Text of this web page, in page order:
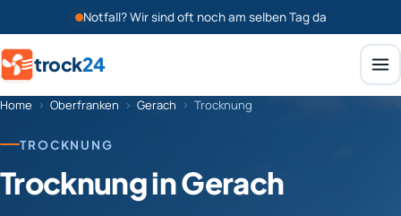
Notfall? Wir sind oft noch am selben Tag da
trock24
Home › Oberfranken › Gerach › Trocknung
TROCKNUNG
Trocknung in Gerach